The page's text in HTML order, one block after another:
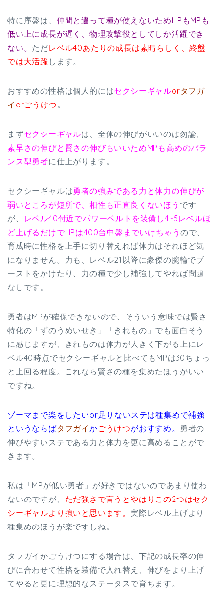
特に序盤は、 仲間と違って種が使えないためHPもMPも
低い上に成長が遅く、物理攻撃役としてしか活躍でき
ない。 ただレベル40あたりの成長は素晴らしく、終盤
では大活躍 します。
おすすめの性格は個人的にはセクシーギャルorタフガ
イ orごうけつ 。
まずセクシーギャルは、全体の伸びがいいのは勿論、
素早さの伸びと賢さの伸びもいいためMPも高めのバラ
ンス型勇者に仕上がります。
セクシーギャルは勇者の強みである力と体力の伸びが
弱いところが短所で、相性も正直良くないほう です
が、
レベル40付近でパワーベルトを装備し4~5レベルほ
ど上げるだけでHPは400台中盤までいけちゃうので、
育成時に性格を上手に切り替えれば体力はそれほど気
になりません。力も、レベル21以降に豪傑の腕輪でブ
ーストをかけたり、力の種で少し補強してやれば問題
なしです。
勇者はMPが確保できないので、そういう意味では賢さ
特化の「ずのうめいせき」「きれもの」でも面白そう
に感じますが、きれものは体力が大きく下がる上にレ
ベル40時点でセクシーギャルと比べてもMPは30ちょっ
と上回る程度。これなら賢さの種を集めたほうがいい
ですね。
ゾーマまで楽をしたいor足りないステは種集めで補強
というならばタフガイかごうけつがおすすめ。
勇者の
伸びやすいステである力と体力を更に高めることがで
きます。
私は「MPが低い勇者」が好きではないのであまり使わ
ないのですが、 ただ強さで言うとやはりこの2つはセク
シーギャルより強いと思います。 実際レベル上げより
種集めのほうが楽ですしね。
タフガイかごうけつにする場合は、下記の成長率の伸
びに合わせて性格を装備で入れ替え、伸びをより上げ
てやると更に理想的なステータスで育ちます。